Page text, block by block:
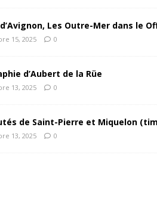
Les Outre-Mer dans le
15, 2025 0
d’Aubert de la Rüe
13, 2025 0
de Saint-Pierre et Miquelon
13, 2025 0